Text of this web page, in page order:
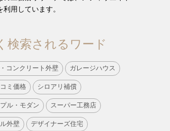
利用しています。
検索されるワード
コンクリート外壁 ガレージハウス
ミ価格 シロアリ補償
ル・モダン スーパー工務店
外壁 デザイナーズ住宅